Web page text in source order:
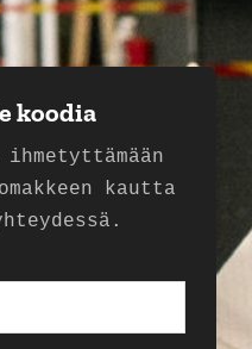
koodia
kautta